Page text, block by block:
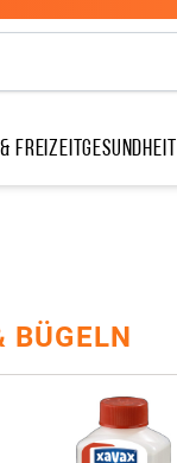
& Freizeit
BÜGELN